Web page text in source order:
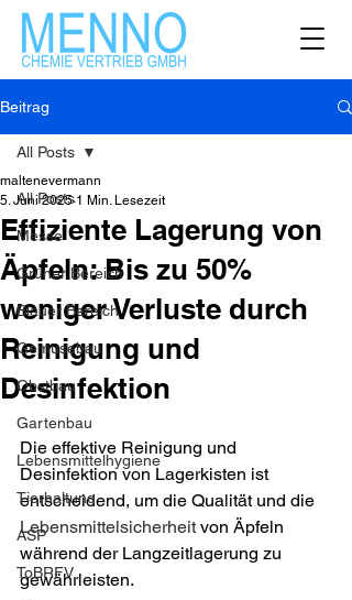
Beitrag
All Posts
Messe
Grüner Bereich
Blauer Bereich
Gemüsebau
Obstbau
Gartenbau
Lebensmittelhygiene
Tierhaltung
ASP
ToBRFV
All Posts
Effiziente Lagerung von
Äpfeln: Bis zu 50%
weniger Verluste durch
Reinigung und
Desinfektion
maltenevermann
5. Juni 2025 1 Min. Lesezeit
Die effektive Reinigung und
Desinfektion von Lagerkisten ist
entscheidend, um die Qualität und die
Lebensmittelsicherheit von Äpfeln
während der Langzeitlagerung zu
gewährleisten.